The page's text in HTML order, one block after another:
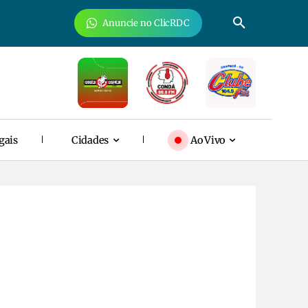
Anuncie no ClicRDC
Cidades Ao Vivo